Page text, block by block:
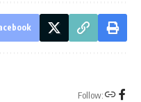
Follow: